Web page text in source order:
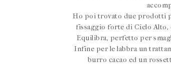
Ho poi trovato due prodotti
fissaggio forte di Cielo
Equilibra, perfetto per
Infine per le labbra un
burro cacao ed un